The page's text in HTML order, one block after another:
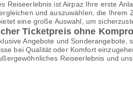
Reiseerlebnis ist Airpaz Ihre erste
und auszuwählen, die
eine große Auswahl, um
Ticketpreis ohne
Angebote und Sonderangebote,
bei Qualität oder Komfort
Reiseerlebnis und